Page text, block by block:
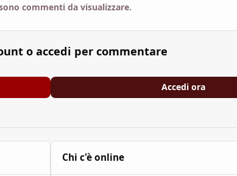
commenti da visualizzare.
o accedi per commentare
Accedi ora
Chi c'è online